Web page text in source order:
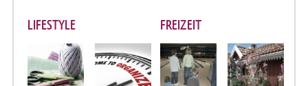
LIFESTYLE FREIZEIT